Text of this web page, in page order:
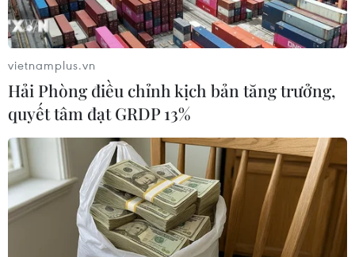
20/12/2017 13:17
Cảnh sát trưởng quận Beyoglu của thủ đô Istanbul
Ismail Kilic cho biết an ninh trong khoảng thời gian chào
mừng năm mới sẽ được đặt ở mức cao nhất sau một
loạt các vụ tấn công trong 2 năm qua.
vietnamplus.vn
Hải Phòng điều chỉnh kịch bản tăng trưởng,
quyết tâm đạt GRDP 13%